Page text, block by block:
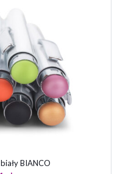
4 z 5
gwiazdek
BIANCO